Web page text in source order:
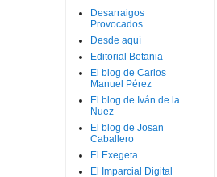
Desarraigos
Provocados
Desde aquí
Editorial Betania
El blog de Carlos
Manuel Pérez
El blog de Iván de la
Nuez
El blog de Josan
Caballero
El Exegeta
El Imparcial Digital